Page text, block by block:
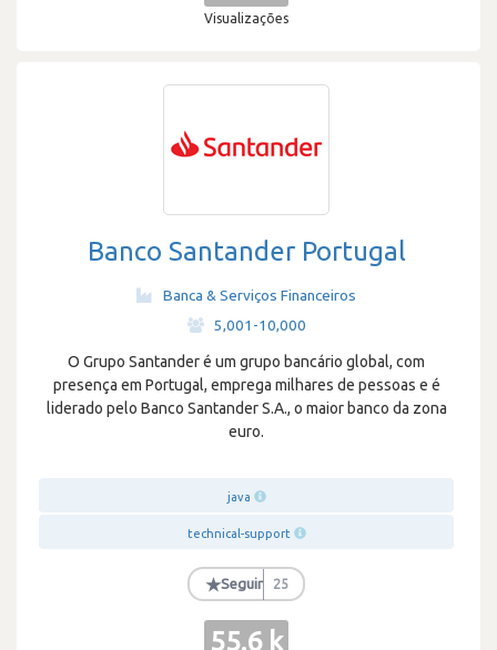
Visualizações
Banco Santander Portugal
Banca & Serviços Financeiros
5,001-10,000
O Grupo Santander é um grupo bancário global, com
presença em Portugal, emprega milhares de pessoas e é
liderado pelo Banco Santander S.A., o maior banco da zona
euro.
java
technical-support
★Seguir 25
55.6 k